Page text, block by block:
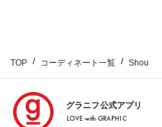
TOP コーディネート一覧 Shou
グラニフ公式アプリ
LOVE with GRAPHIC